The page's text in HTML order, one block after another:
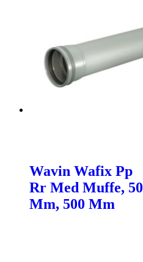
Wavin Wafix Pp
Rr Med Muffe, 50
Mm, 500 Mm